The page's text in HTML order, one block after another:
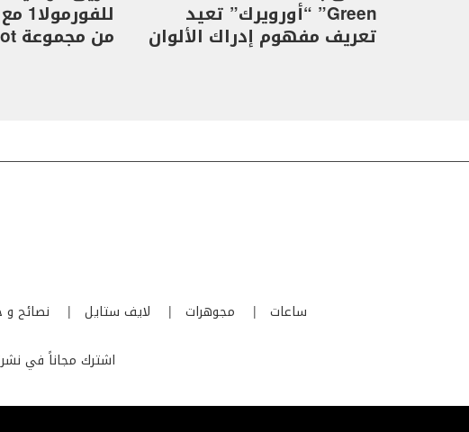
Green” “أورويرك” تعيد
تعريف مفهوم إدراك الألوان من مجموعة Pilot
ساعات مجوهرات لايف ستايل نصائح و
اشترك مجاناً في